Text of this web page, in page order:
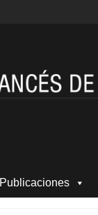
Publicaciones